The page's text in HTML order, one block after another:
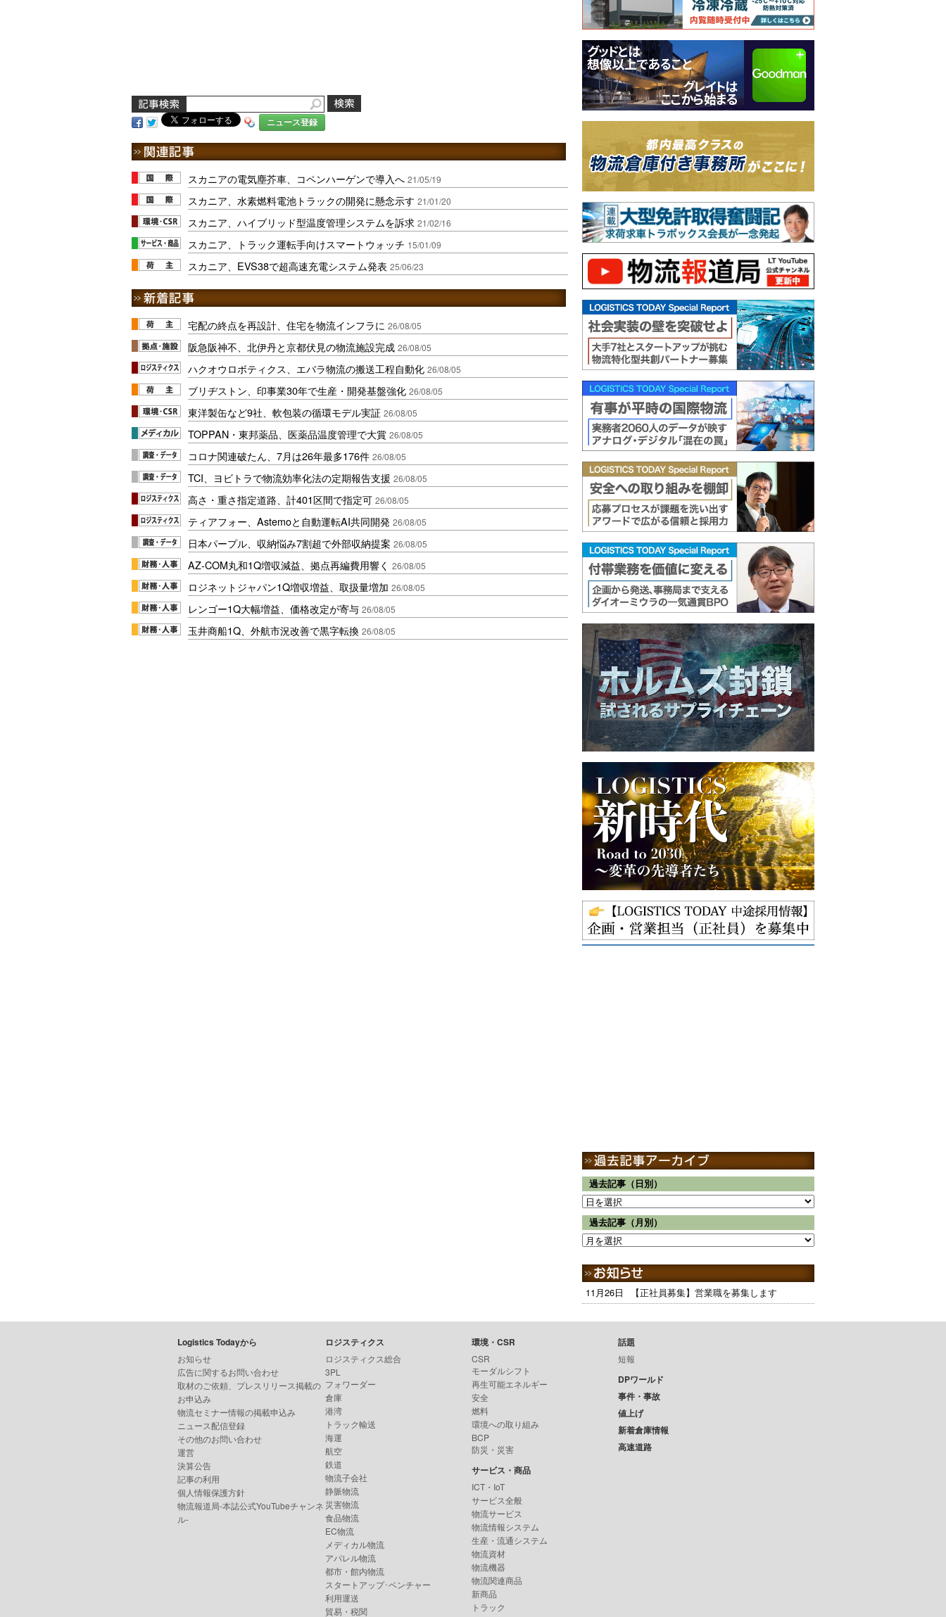
ニュース登録
スカニアの電気塵芥車、コペンハーゲンで導入へ 21/05/19
スカニア、水素燃料電池トラックの開発に懸念示す 21/01/20
スカニア、ハイブリッド型温度管理システムを訴求 21/02/16
スカニア、トラック運転手向けスマートウォッチ 15/01/09
スカニア、EVS38で超高速充電システム発表 25/06/23
宅配の終点を再設計、住宅を物流インフラに 26/08/05
阪急阪神不、北伊丹と京都伏見の物流施設完成 26/08/05
ハクオウロボティクス、エバラ物流の搬送工程自動化 26/08/05
ブリヂストン、印事業30年で生産・開発基盤強化 26/08/05
東洋製缶など9社、軟包装の循環モデル実証 26/08/05
TOPPAN・東邦薬品、医薬品温度管理で大賞 26/08/05
コロナ関連破たん、7月は26年最多176件 26/08/05
TCI、ヨビトラで物流効率化法の定期報告支援 26/08/05
高さ・重さ指定道路、計401区間で指定可 26/08/05
ティアフォー、Astemoと自動運転AI共同開発 26/08/05
日本パープル、収納悩み7割超で外部収納提案 26/08/05
AZ-COM丸和1Q増収減益、拠点再編費用響く 26/08/05
ロジネットジャパン1Q増収増益、取扱量増加 26/08/05
レンゴー1Q大幅増益、価格改定が寄与 26/08/05
玉井商船1Q、外航市況改善で黒字転換 26/08/05
過去記事（日別）
過去記事（月別）
11月26日 【正社員募集】営業職を募集します
Logistics Todayから
お知らせ
広告に関するお問い合わせ
取材のご依頼、プレスリリース掲載の
お申込み
物流セミナー情報の掲載申込み
ニュース配信登録
その他のお問い合わせ
運営
決算公告
記事の利用
個人情報保護方針
物流報道局-本誌公式YouTubeチャンネ
ル-
ロジスティクス
ロジスティクス総合
3PL
フォワーダー
倉庫
港湾
トラック輸送
海運
航空
鉄道
物流子会社
静脈物流
災害物流
食品物流
EC物流
メディカル物流
アパレル物流
都市・館内物流
スタートアップ･ベンチャー
利用運送
貿易・税関
環境・CSR
CSR
モーダルシフト
再生可能エネルギー
安全
燃料
環境への取り組み
BCP
防災・災害
サービス・商品
ICT・IoT
サービス全般
物流サービス
物流情報システム
生産・流通システム
物流資材
物流機器
物流関連商品
新商品
トラック
話題
短報
DPワールド
事件・事故
値上げ
新着倉庫情報
高速道路